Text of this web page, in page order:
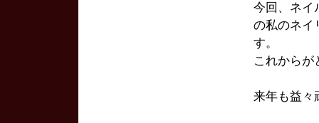
今回、ネイ
の私のネイ
す。
これからが
来年も益々